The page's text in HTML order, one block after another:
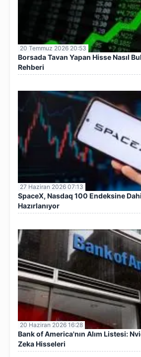
20 Temmuz 2026 20:53
Borsada Tavan Yapan Hisse Nasıl
Rehberi
27 Haziran 2026 07:13
SpaceX, Nasdaq 100 Endeksine
Hazırlanıyor
20 Haziran 2026 16:28
Bank of America'nın Alım Listesi:
Zeka Hisseleri